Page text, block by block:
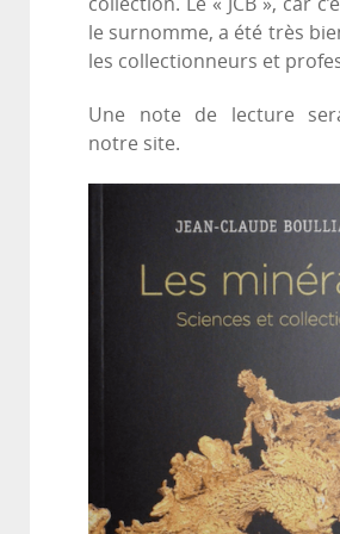
le surnomme, a été très
les collectionneurs et
Une note de lecture
notre site.